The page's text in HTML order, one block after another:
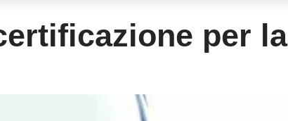
per la